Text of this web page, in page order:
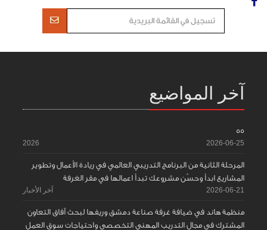
آخر المواضيع
55
2026-06-25
2026
المرحلة الثانية من البرنامج التدريبي العالمي في ريادة الأعمال وتطوير
المشاريع ابدأ وحسّن مشروعك تبدأ اعمالها في مقر الغرفة
2026-06-21 آخر الأخبار
منظمة هاند في ضيافة غرفة صناعة دمشق وريفها لبحث آفاق التعاون
المشترك في مجال التدريب المهني التخصصي واحتياجات سوق العمل